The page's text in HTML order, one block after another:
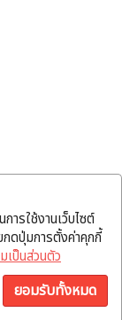
พูดคุย
ารใช้งานเว็บไซต์
ดปุ่มการตั้งค่าคุกกี้
เป็นส่วนตัว
ยอมรับทั้งหมด